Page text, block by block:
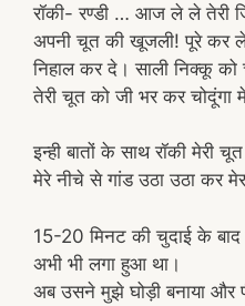
रॉकी- रण्डी … आज ले ले तेरी
अपनी चूत की खूजली! पूरे कर
निहाल कर दे। साली निक्कू
तेरी चूत को जी भर कर चोदूंगा
इन्ही बातों के साथ रॉकी मेरी
मेरे नीचे से गांड उठा उठा कर
15-20 मिनट की चुदाई के बाद
अभी भी लगा हुआ था।
अब उसने मुझे घोड़ी बनाया और